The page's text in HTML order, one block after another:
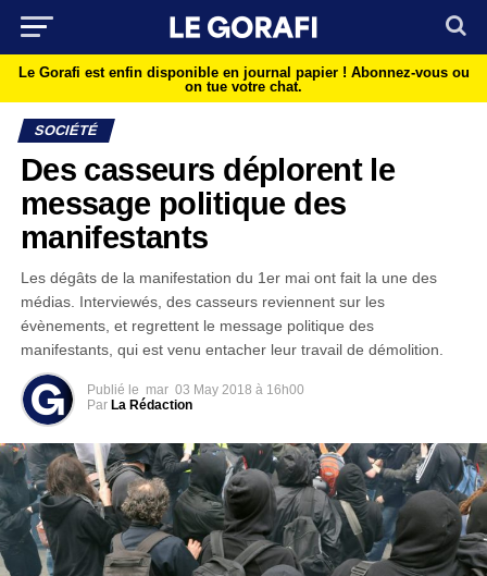
Le Gorafi est enfin disponible en journal papier ! Abonnez-vous ou
on tue votre chat.
SOCIÉTÉ
Des casseurs déplorent le
message politique des
manifestants
Les dégâts de la manifestation du 1er mai ont fait la une des
médias. Interviewés, des casseurs reviennent sur les
évènements, et regrettent le message politique des
manifestants, qui est venu entacher leur travail de démolition.
Publié le mar 03 May 2018 à 16h00
Par La Rédaction